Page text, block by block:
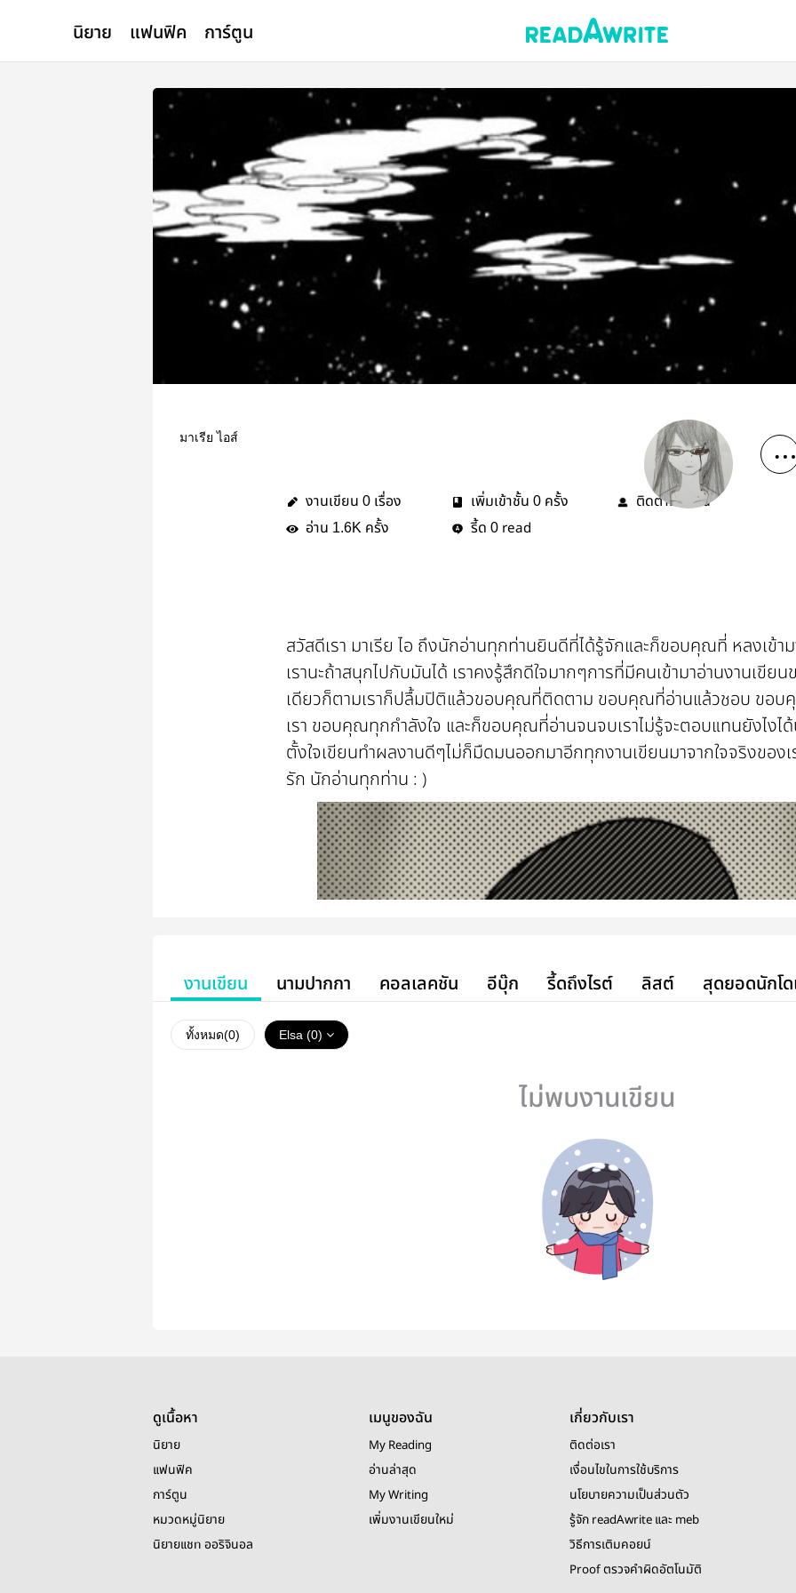
นิยาย แฟนฟิค การ์ตูน
มาเรีย ไอส์
งานเขียน 0 เรื่อง เพิ่มเข้าชั้น 0 ครั้ง ติดตาม คน
อ่าน 1.6K ครั้ง รี้ด 0 read
สวัสดีเรา มาเรีย ไอ ถึงนักอ่านทุกท่านยินดีที่ได้รู้จักและก็ขอบคุณที่ หลงเข้า
เรานะถ้าสนุกไปกับมันได้ เราคงรู้สึกดีใจมากๆการที่มีคนเข้ามาอ่านงานเขียน
เดียวก็ตามเราก็ปลื้มปิติแล้วขอบคุณที่ติดตาม ขอบคุณที่อ่านแล้วชอบ ขอบ
เรา ขอบคุณทุกกำลังใจ และก็ขอบคุณที่อ่านจนจบเราไม่รู้จะตอบแทนยังไงไ
ตั้งใจเขียนทำผลงานดีๆไม่ก็มืดมนออกมาอีกทุกงานเขียนมาจากใจจริงของ
รัก นักอ่านทุกท่าน : )
งานเขียน นามปากกา คอลเลคชัน อีบุ๊ก รี้ดถึงไรต์ ลิสต์ สุดยอดนักโ
ทั้งหมด(0) Elsa (0)
ไม่พบงานเขียน
ดูเนื้อหา
นิยาย
แฟนฟิค
การ์ตูน
หมวดหมู่นิยาย
นิยายแชท ออริจินอล
เมนูของฉัน
My Reading
อ่านล่าสุด
My Writing
เพิ่มงานเขียนใหม่
เกี่ยวกับเรา
ติดต่อเรา
เงื่อนไขในการใช้บริการ
นโยบายความเป็นส่วนตัว
รู้จัก readAwrite และ meb
วิธีการเติมคอยน์
Proof ตรวจคำผิดอัตโนมัติ